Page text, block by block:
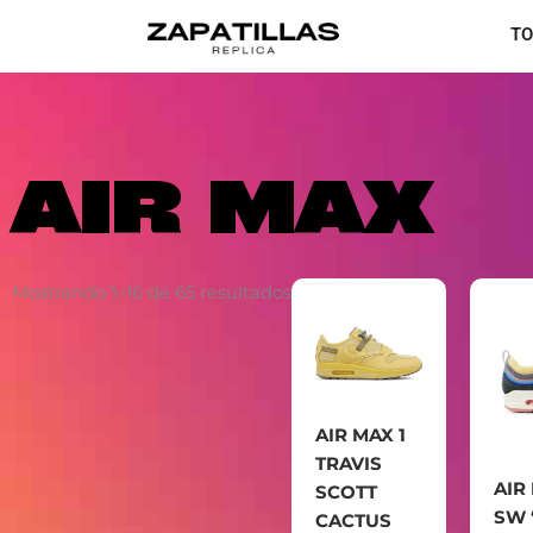
contenido
AIR MAX
Mostrando 1–16 de 65 resultados
AIR MAX 1
TRAVIS
SCOTT
CACTUS
AIR
SW